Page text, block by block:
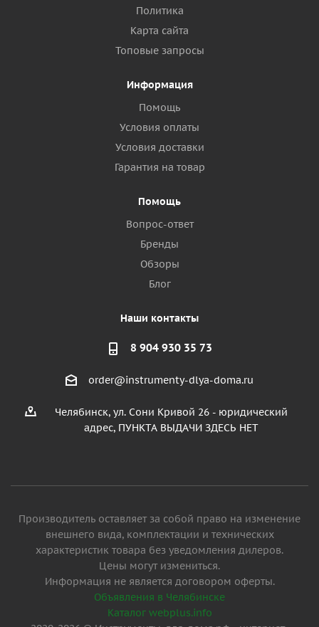
Политика
Карта сайта
Топовые запросы
Информация
Помощь
Условия оплаты
Условия доставки
Гарантия на товар
Помощь
Вопрос-ответ
Бренды
Обзоры
Блог
Наши контакты
8 904 930 35 73
order@instrumenty-dlya-doma.ru
Челябинск, ул. Сони Кривой 26 - юридический
адрес, ПУНКТА ВЫДАЧИ ЗДЕСЬ НЕТ
Производитель оставляет за собой право на изменение
внешнего вида, комплектации и технических
характеристик товара без уведомления дилеров.
Цены могут измениться.
Информация не является договором оферты.
Объявления в Челябинске
Каталог webplus.info